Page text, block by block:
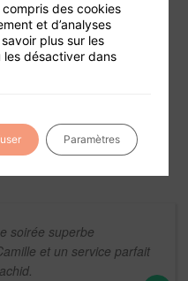
soirée superbe
et un service parfait
des cookies
et d’analyses
plus sur les
les désactiver dans
Paramètres